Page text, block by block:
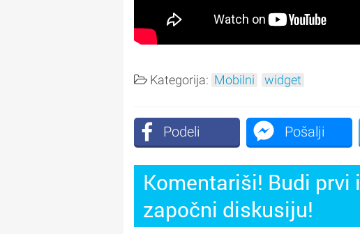
Kategorija: Mobilni widget
Podeli Pošalji
Komentariši! Budi prvi i
započni diskusiju!